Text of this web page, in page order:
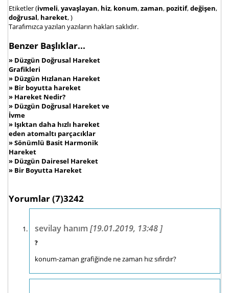
Etiketler (ivmeli,yavaşlayan, hiz, konum,zaman, pozitif,değişen,
doğrusal, hareket, )
Tarafımızca yazılan yazıların hakları saklıdır.
Benzer Başlıklar...
» Düzgün Doğrusal Hareket
Grafikleri
» Düzgün Hızlanan Hareket
» Bir boyutta hareket
» Hareket Nedir?
» Düzgün Doğrusal Hareket ve
İvme
» Işıktan daha hızlı hareket
eden atomaltı parçacıklar
»Sönümlü Basit Harmonik
Hareket
» Düzgün Dairesel Hareket
» Bir Boyutta Hareket
Yorumlar(7)3242
sevilay hanım [19.01.2019, 13:48 ]
?
konum-zaman grafiğinde ne zaman hız sıfırdır?